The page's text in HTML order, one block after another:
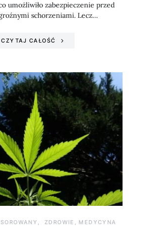
umożliwiło zabezpieczenie przed
schorzeniami. Lecz…
CZYTAJ CAŁOŚĆ
ZDROWIE, MEDYCYNA